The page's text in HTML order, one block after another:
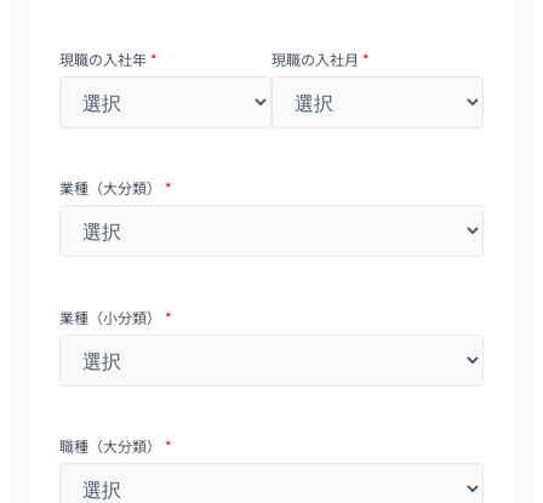
現職の入社年 * 現職の入社月 *
業種（大分類） *
業種（小分類） *
職種（大分類） *